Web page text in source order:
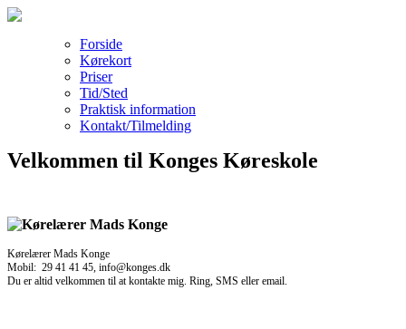
Forside
Kørekort
Priser
Tid/Sted
Praktisk information
Kontakt/Tilmelding
Velkommen til Konges Køreskole
Kørelærer Mads Konge
Mobil: 29 41 41 45, info@konges.dk
Du er altid velkommen til at kontakte mig. Ring, SMS eller email.